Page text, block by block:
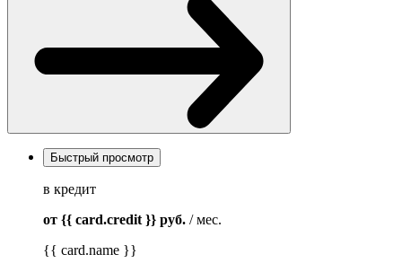
Быстрый просмотр
в кредит
от {{ card.credit }} руб. / мес.
{{ card.name }}